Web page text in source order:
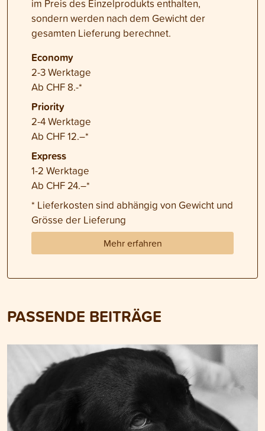
im Preis des Einzelprodukts enthalten,
sondern werden nach dem Gewicht der
gesamten Lieferung berechnet.
Economy
2-3 Werktage
Ab CHF 8.-*
Priority
2-4 Werktage
Ab CHF 12.–*
Express
1-2 Werktage
Ab CHF 24.–*
* Lieferkosten sind abhängig von Gewicht und
Grösse der Lieferung
Mehr erfahren
PASSENDE BEITRÄGE